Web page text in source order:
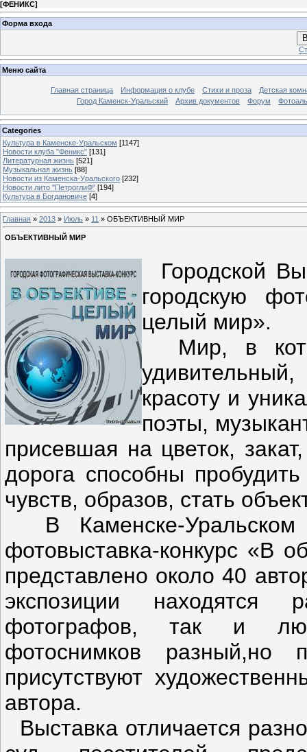
[ФЕНИКС]
Форма входа
Меню сайта
Главная страница Информация о клубе Стихи и проза
Детская
Город Каменск-Уральский
Архив документов Форум
Categories
Культура в Каменске-Уральском [1147]
Новости клуба "Феникс" [131]
Литературная жизнь [521]
Музыкальная жизнь [88]
Новости из Каменска-Уральского [232]
Новости лито "ПетроглиФ" [194]
Культура в Богдановиче [4]
Главная » 2013 » Июль » 11 » ОБЪЕКТИВНЫЙ МИР
ОБЪЕКТИВНЫЙ МИР
Городской
городскую
целый мир».
Мир, в
красоту и
поэты,
присевшая на цветок,
дорога способны
чувств, образов, стать
В Каменске-Уральском
фотовыставка-конкурс «В
представлено около 40
экспозиции находятся
фотографов, так и
фотоснимков
присутствуют
автора.
Выставка отличается